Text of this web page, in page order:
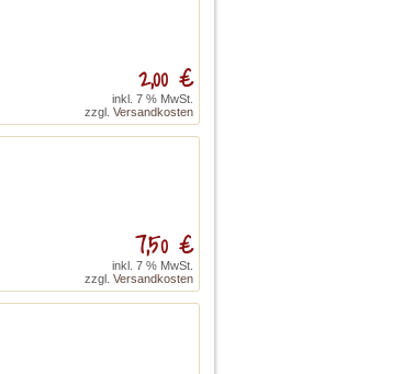
2,00 €
inkl. 7 % MwSt.
zzgl. Versandkosten
7,50 €
inkl. 7 % MwSt.
zzgl. Versandkosten